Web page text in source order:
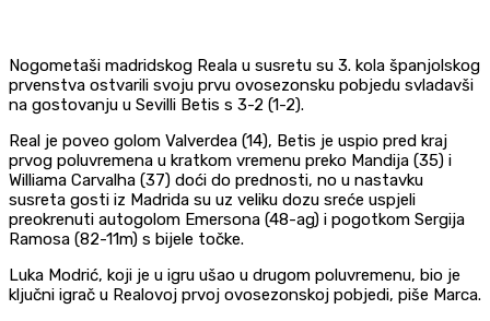
Nogometaši madridskog Reala u susretu su 3. kola španjolskog
prvenstva ostvarili svoju prvu ovosezonsku pobjedu svladavši
na gostovanju u Sevilli Betis s 3-2 (1-2).
Real je poveo golom Valverdea (14), Betis je uspio pred kraj
prvog poluvremena u kratkom vremenu preko Mandija (35) i
Williama Carvalha (37) doći do prednosti, no u nastavku
susreta gosti iz Madrida su uz veliku dozu sreće uspjeli
preokrenuti autogolom Emersona (48-ag) i pogotkom Sergija
Ramosa (82-11m) s bijele točke.
Luka Modrić, koji je u igru ušao u drugom poluvremenu, bio je
ključni igrač u Realovoj prvoj ovosezonskoj pobjedi, piše Marca.